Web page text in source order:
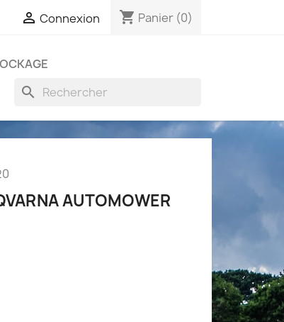
 Connexion shopping_cart Panier (0)
search
AUTOMOWER